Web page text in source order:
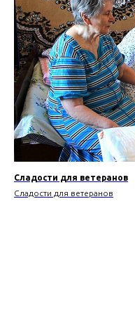
Сладости для ветеранов
Сладости для ветеранов